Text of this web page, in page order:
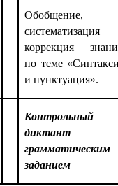
Обобщение,
систематизация
коррекция
по теме
и пунктуация».
Контрольный
диктант
грамматическим
заданием